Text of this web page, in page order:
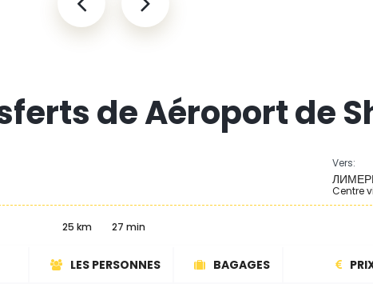
de Aéroport de
Vers:
Centre
25 km 27 min
LES PERSONNES BAGAGES